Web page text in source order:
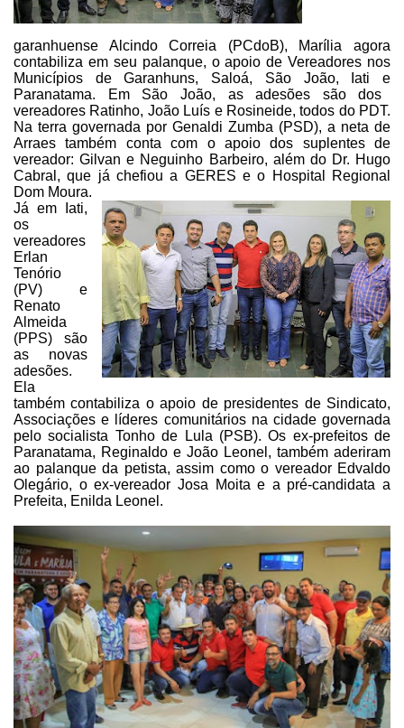
garanhuense Alcindo Correia (PCdoB), Marília agora
contabiliza em seu palanque, o apoio de Vereadores nos
Municípios deGaranhuns, Saloá, São João, Iati e
Paranatama. Em São João, asadesões são dos
vereadores Ratinho, João Luís e Rosineide, todos do PDT.
Na terra governada por Genaldi Zumba (PSD), a neta de
Arraes também conta com o apoiodos suplentes de
vereador: Gilvan e Neguinho Barbeiro, além do Dr. Hugo
Cabral, que já chefiou a GERES e o Hospital Regional
Dom Moura.
Já em Iati,
os
vereadores
Erlan
Tenório
(PV) e
Renato
Almeida
(PPS) são
as novas
adesões.
Ela
também contabiliza o apoio de presidentes de Sindicato,
Associações e líderes comunitários na cidade governada
pelo socialista Tonho de Lula (PSB). Os ex-prefeitos de
Paranatama, Reginaldo e João Leonel, também aderiram
ao palanque da petista, assim como o vereador Edvaldo
Olegário, o ex-vereador Josa Moita e a pré-candidata a
Prefeita, Enilda Leonel.